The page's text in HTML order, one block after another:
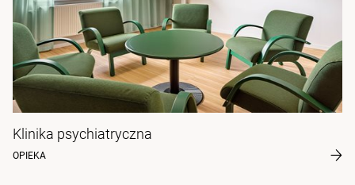
Klinika psychiatryczna
OPIEKA